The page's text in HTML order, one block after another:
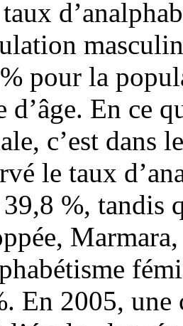
pour la
d’âge. En ce
c’est dans
le taux
%, tandis
En 2005,